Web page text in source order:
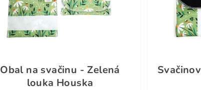
Obal na svačinu - Zelená
louka Houska